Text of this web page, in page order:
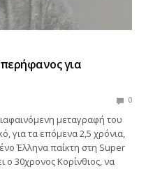
για
0
μεταγραφή του
για τα επόμενα 2,5 χρόνια,
Έλληνα παίκτη στη Super
30χρονος Κορίνθιος, να